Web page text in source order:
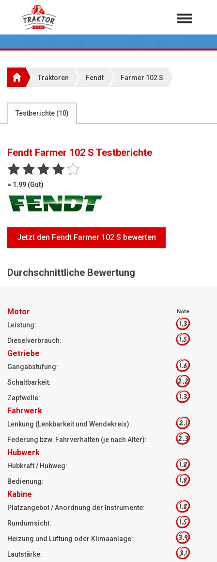
Home
Rundballenpressen
Teleskoplader
Rasentraktoren
Hoflader
Jetzt Bewerten
Über 7.000 Testberichte
Traktoren Fendt Farmer 102 S
Testberichte (10)
Fendt Farmer 102 S Testberichte
= 1.99 (Gut)
Jetzt den Fendt Farmer 102 S bewerten
Durchschnittliche Bewertung
Motor Note
Leistung: 1.3
Dieselverbrauch: 1.5
Getriebe
Gangabstufung: 1.6
Schaltbarkeit: 2.2
Zapfwelle: 1.3
Fahrwerk
Lenkung (Lenkbarkeit und Wendekreis): 2.1
Federung bzw. Fahrverhalten (je nach Alter): 2.3
Hubwerk
Hubkraft / Hubweg: 1.8
Bedienung: 1.8
Kabine
Platzangebot / Anordnung der Instrumente: 1.8
Rundumsicht: 1.5
Heizung und Lüftung oder Klimaanlage: 3.9
Lautstärke: 3.1